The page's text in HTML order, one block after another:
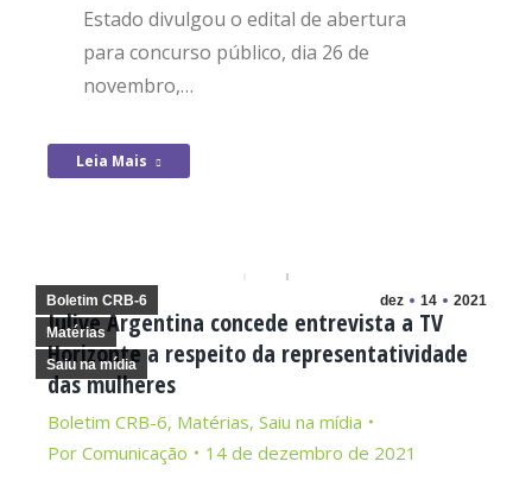
Estado divulgou o edital de abertura
para concurso público, dia 26 de
novembro,…
Leia Mais
dez 14 2021
Boletim CRB-6
Matérias
Saiu na mídia
Julive Argentina concede entrevista a TV
Horizonte a respeito da representatividade
das mulheres
Boletim CRB-6, Matérias, Saiu na mídia
Por Comunicação 14 de dezembro de 2021